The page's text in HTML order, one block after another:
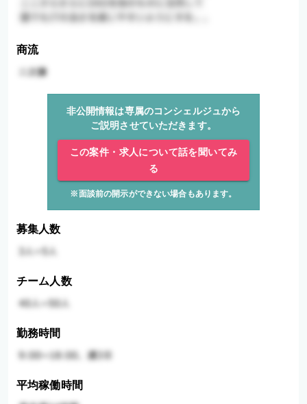
商流
非公開情報は専属のコンシェルジュから
ご説明させていただきます。
この案件・求人について話を聞いてみ
る
※面談前の開示ができない場合もあります。
募集人数
チーム人数
勤務時間
平均稼働時間